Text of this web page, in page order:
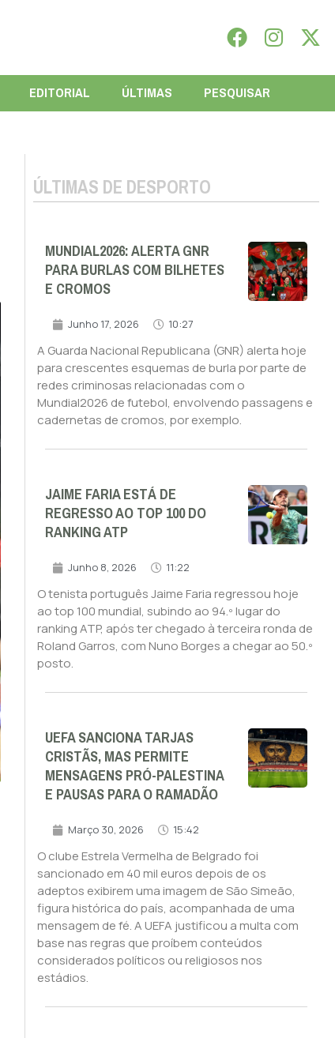
EDITORIAL ÚLTIMAS PESQUISAR
ÚLTIMAS DE DESPORTO
MUNDIAL2026: ALERTA GNR
PARA BURLAS COM BILHETES
E CROMOS
Junho 17, 2026 10:27
A Guarda Nacional Republicana (GNR) alerta hoje
para crescentes esquemas de burla por parte de
redes criminosas relacionadas com o
Mundial2026 de futebol, envolvendo passagens e
cadernetas de cromos, por exemplo.
JAIME FARIA ESTÁ DE
REGRESSO AO TOP 100 DO
RANKING ATP
Junho 8, 2026 11:22
O tenista português Jaime Faria regressou hoje
ao top 100 mundial, subindo ao 94.º lugar do
ranking ATP, após ter chegado à terceira ronda de
Roland Garros, com Nuno Borges a chegar ao 50.º
posto.
UEFA SANCIONA TARJAS
CRISTÃS, MAS PERMITE
MENSAGENS PRÓ-PALESTINA
E PAUSAS PARA O RAMADÃO
Março 30, 2026 15:42
O clube Estrela Vermelha de Belgrado foi
sancionado em 40 mil euros depois de os
adeptos exibirem uma imagem de São Simeão,
figura histórica do país, acompanhada de uma
mensagem de fé. A UEFA justificou a multa com
base nas regras que proíbem conteúdos
considerados políticos ou religiosos nos
estádios.